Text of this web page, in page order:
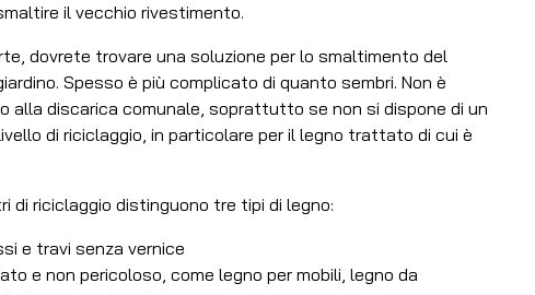
il vecchio rivestimento.
dovrete trovare una soluzione per lo smaltimento del
Spesso è più complicato di quanto sembri. Non è
alla discarica comunale, soprattutto se non si dispone di un
di riciclaggio, in particolare per il legno trattato di cui è
di riciclaggio distinguono tre tipi di legno:
e travi senza vernice
e non pericoloso, come legno per mobili, legno da